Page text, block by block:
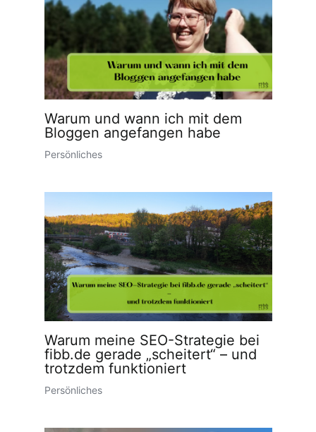
Warum und wann ich mit dem
Bloggen angefangen habe
Persönliches
Warum meine SEO-Strategie bei
fibb.de gerade „scheitert“ – und
trotzdem funktioniert
Persönliches